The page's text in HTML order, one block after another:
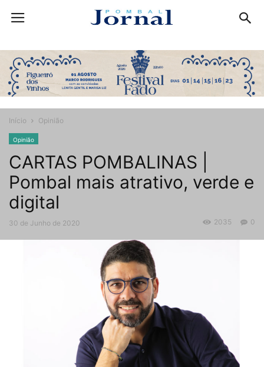
Início Opinião
Opinião
CARTAS POMBALINAS |
Pombal mais atrativo, verde e
digital
30 de Junho de 2020 0
2035